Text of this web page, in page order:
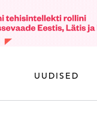
UUDISED